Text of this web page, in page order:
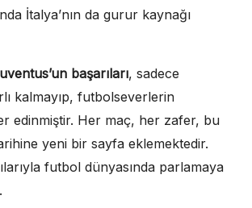
İtalya’nın da gurur kaynağı
başarıları, sadece
kalmayıp, futbolseverlerin
edinmiştir. Her maç, her zafer, bu
yeni bir sayfa eklemektedir.
futbol dünyasında parlamaya